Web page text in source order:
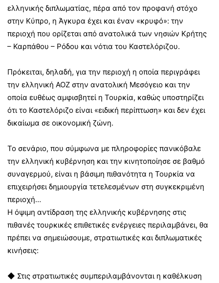
ελληνικής διπλωματίας, πέρα από τον προφανή στόχο
στην Κύπρο, η Άγκυρα έχει και έναν «κρυφό»: την
περιοχή που ορίζεται από ανατολικά των νησιών Κρήτης
– Καρπάθου – Ρόδου και νότια του Καστελόριζου.
Πρόκειται, δηλαδή, για την περιοχή η οποία περιγράφει
την ελληνική ΑΟΖ στην ανατολική Μεσόγειο και την
οποία ευθέως αμφισβητεί η Τουρκία, καθώς υποστηρίζει
ότι το Καστελόριζο είναι «ειδική περίπτωση» και δεν έχει
δικαίωμα σε οικονομική ζώνη.
Το σενάριο, που σύμφωνα με πληροφορίες πανικόβαλε
την ελληνική κυβέρνηση και την κινητοποίησε σε βαθμό
συναγερμού, είναι η βάσιμη πιθανότητα η Τουρκία να
επιχειρήσει δημιουργία τετελεσμένων στη συγκεκριμένη
περιοχή…
Η όψιμη αντίδραση της ελληνικής κυβέρνησης στις
πιθανές τουρκικές επιθετικές ενέργειες περιλαμβάνει, θα
πρέπει να σημειώσουμε, στρατιωτικές και διπλωματικές
κινήσεις:
◆ Στις στρατιωτικές συμπεριλαμβάνονται η καθέλκυση